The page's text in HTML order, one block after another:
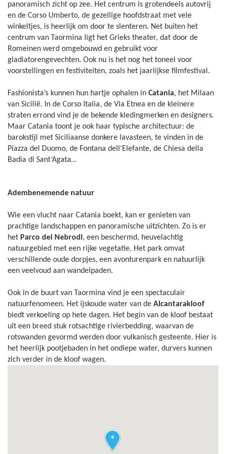
panoramisch zicht op zee. Het centrum is grotendeels autovrij
en de Corso Umberto, de gezellige hoofdstraat met vele
winkeltjes, is heerlijk om door te slenteren. Net buiten het
centrum van Taormina ligt het Grieks theater, dat door de
Romeinen werd omgebouwd en gebruikt voor
gladiatorengevechten. Ook nu is het nog het toneel voor
voorstellingen en festiviteiten, zoals het jaarlijkse filmfestival.
Fashionista’s kunnen hun hartje ophalen in Catania, het Milaan
van Sicilië. In de Corso Italia, de Via Etnea en de kleinere
straten errond vind je de bekende kledingmerken en designers.
Maar Catania toont je ook haar typische architectuur: de
barokstijl met Siciliaanse donkere lavasteen, te vinden in de
Piazza del Duomo, de Fontana dell’Elefante, de Chiesa della
Badia di Sant’Agata…
Adembenemende natuur
Wie een vlucht naar Catania boekt, kan er genieten van
prachtige landschappen en panoramische uitzichten. Zo is er
het Parco dei Nebrodi, een beschermd, heuvelachtig
natuurgebied met een rijke vegetatie. Het park omvat
verschillende oude dorpjes, een avonturenpark en natuurlijk
een veelvoud aan wandelpaden.
Ook in de buurt van Taormina vind je een spectaculair
natuurfenomeen. Het ijskoude water van de Alcantarakloof
biedt verkoeling op hete dagen. Het begin van de kloof bestaat
uit een breed stuk rotsachtige rivierbedding, waarvan de
rotswanden gevormd werden door vulkanisch gesteente. Hier is
het heerlijk pootjebaden in het ondiepe water, durvers kunnen
zich verder in de kloof wagen.